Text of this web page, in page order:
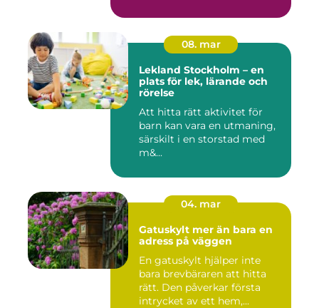
08. mar
Lekland Stockholm – en
plats för lek, lärande och
rörelse
Att hitta rätt aktivitet för
barn kan vara en utmaning,
särskilt i en storstad med
m&...
04. mar
Gatuskylt mer än bara en
adress på väggen
En gatuskylt hjälper inte
bara brevbäraren att hitta
rätt. Den påverkar första
intrycket av ett hem,...